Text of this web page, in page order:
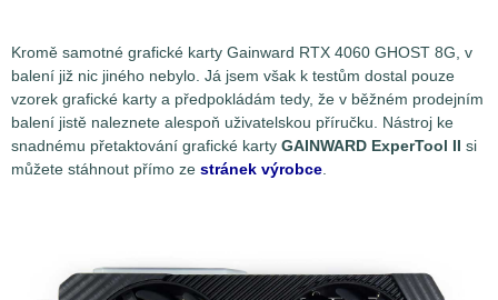
Kromě samotné grafické karty Gainward RTX 4060 GHOST 8G, v
balení již nic jiného nebylo. Já jsem však k testům dostal pouze
vzorek grafické karty a předpokládám tedy, že v běžném prodejním
balení jistě naleznete alespoň uživatelskou příručku. Nástroj ke
snadnému přetaktování grafické karty GAINWARD ExperTool II si
můžete stáhnout přímo ze stránek výrobce